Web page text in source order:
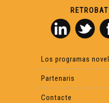
Estagi doblatge -
Universitat
Lo festenau de
Los programas
Partenaris
Contacte